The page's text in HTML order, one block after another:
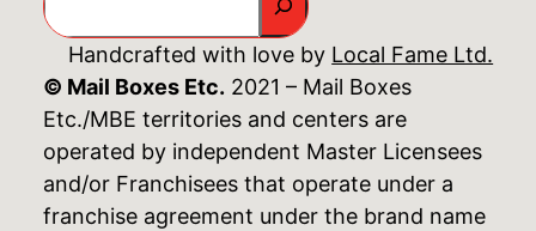
Handcrafted with love by Local Fame Ltd.
© Mail Boxes Etc. 2021 – Mail Boxes
Etc./MBE territories and centers are
operated by independent Master Licensees
and/or Franchisees that operate under a
franchise agreement under the brand name